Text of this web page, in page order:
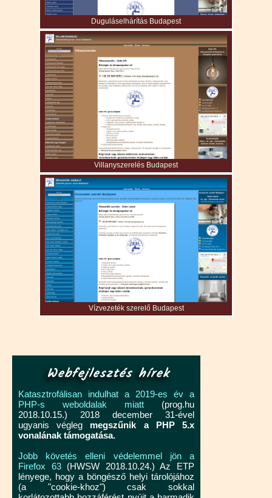
Duguláselhárítás Budapest
Villanyszerelés Budapest
Vízvezeték szerelő Budapest
Webfejlesztés hírek
Katasztrofálisan indulhat a 2019-es év a
PHP-s weboldalak miatt (prog.hu
2018.10.15.) 2018 december 31-ével
ugyanis végleg megszűnik a PHP 5.x
vonalának támogatása.
Jobb követés elleni védelemmel jön a
Firefox 63(HWSW 2018.10.24.) Az ETP
lényege, hogy a böngésző helyi tárolójához
(a "cookie-khoz") csak sokkal